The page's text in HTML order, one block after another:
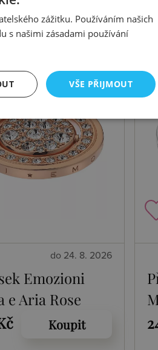
do 24. 8. 2026
Emozioni
e Aria Rose
Koupit
zážitku. Používáním našich
s našimi zásadami používání
VŠE PŘIJMOUT